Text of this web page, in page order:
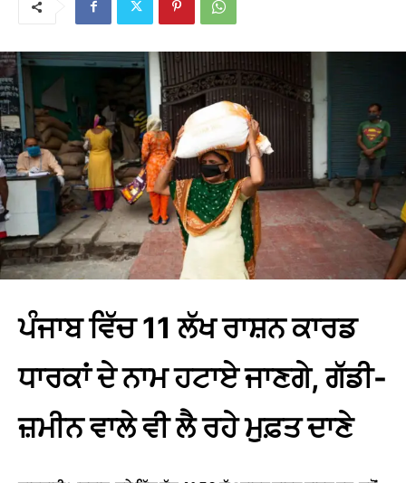
ਪੰਜਾਬ ਵਿੱਚ 11 ਲੱਖ ਰਾਸ਼ਨ ਕਾਰਡ
ਧਾਰਕਾਂ ਦੇ ਨਾਮ ਹਟਾਏ ਜਾਣਗੇ, ਗੱਡੀ-
ਜ਼ਮੀਨ ਵਾਲੇ ਵੀ ਲੈ ਰਹੇ ਮੁਫ਼ਤ ਦਾਣੇ